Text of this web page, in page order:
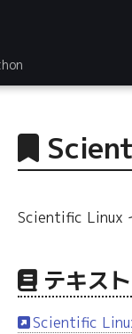
Scientific Linux
テキス
Scientific